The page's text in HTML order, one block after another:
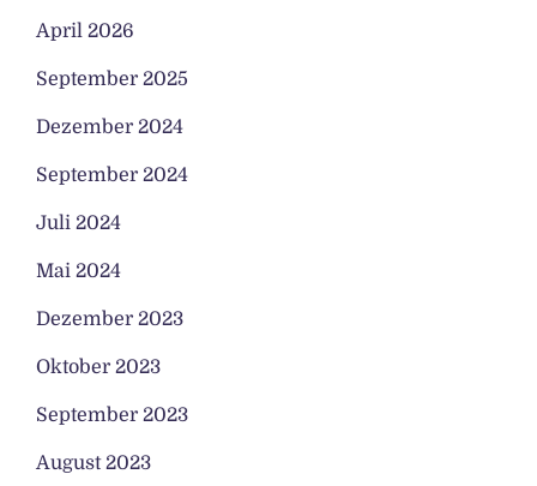
April 2026
September 2025
Dezember 2024
September 2024
Juli 2024
Mai 2024
Dezember 2023
Oktober 2023
September 2023
August 2023